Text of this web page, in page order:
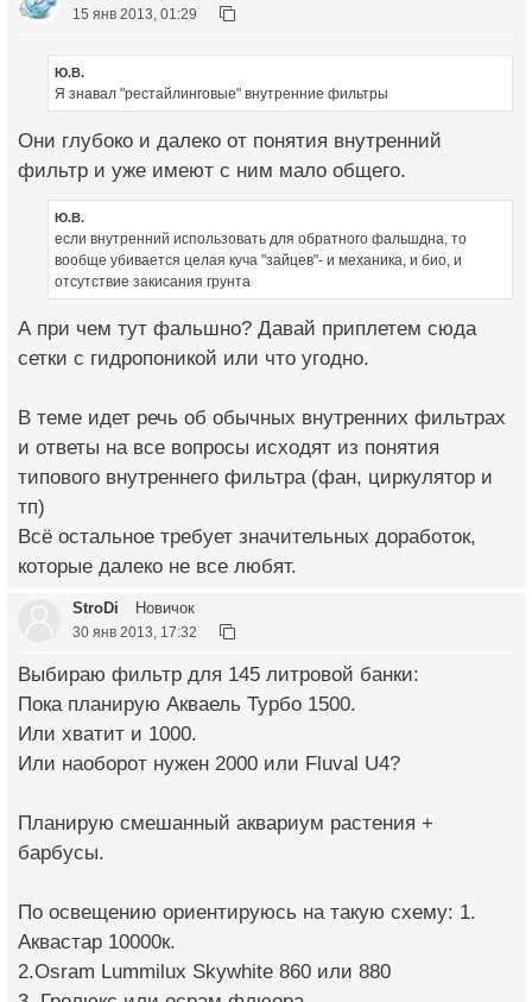
15 янв 2013, 01:29
Ю.В.
Я знавал "рестайлинговые" внутренние фильтры
Они глубоко и далеко от понятия внутренний
фильтр и уже имеют с ним мало общего.
Ю.В.
если внутренний использовать для обратного фальшдна, то
вообще убивается целая куча "зайцев"- и механика, и био, и
отсутствие закисания грунта
А при чем тут фальшно? Давай приплетем сюда
сетки с гидропоникой или что угодно.
В теме идет речь об обычных внутренних фильтрах
и ответы на все вопросы исходят из понятия
типового внутреннего фильтра (фан, циркулятор и
тп)
Всё остальное требует значительных доработок,
которые далеко не все любят.
StroDi Новичок
30 янв 2013, 17:32
Выбираю фильтр для 145 литровой банки:
Пока планирую Акваель Турбо 1500.
Или хватит и 1000.
Или наоборот нужен 2000 или Fluval U4?
Планирую смешанный аквариум растения +
барбусы.
По освещению ориентируюсь на такую схему: 1.
Аквастар 10000к.
2.Osram Lummilux Skywhite 860 или 880